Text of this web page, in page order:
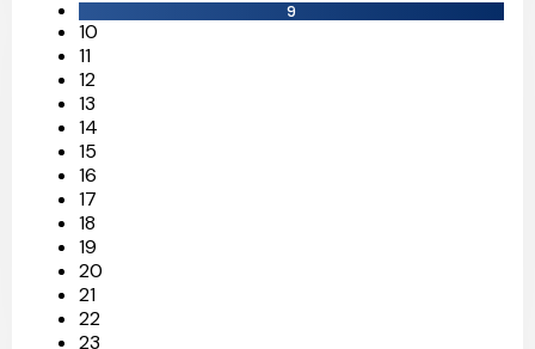
9
10
11
12
13
14
15
16
17
18
19
20
21
22
23